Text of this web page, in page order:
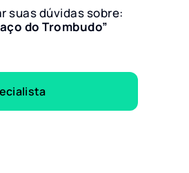
suas dúvidas sobre:
do Trombudo”